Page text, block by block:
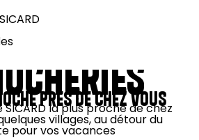
PRÈS DE CHEZ VOUS
la plus proche de chez
villages, au détour du
pour vos vacances